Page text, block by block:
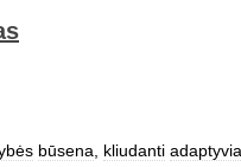
būsena kliudanti